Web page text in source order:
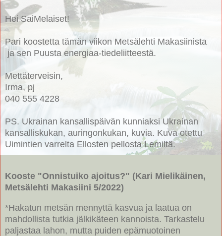
Hei SaiMelaiset!
Pari koostetta tämän viikon Metsälehti Makasiinista
ja sen Puusta energiaa-tiedeliitteestä.
Mettäterveisin,
Irma, pj
040 555 4228
PS. Ukrainan kansallispäivän kunniaksi Ukrainan
kansalliskukan, auringonkukan, kuvia. Kuva otettu
Uimintien varrelta Ellosten pellosta Lemiltä.
Kooste "Onnistuiko ajoitus?" (Kari Mielikäinen,
Metsälehti Makasiini 5/2022)
*Hakatun metsän mennyttä kasvua ja laatua on
mahdollista tutkia jälkikäteen kannoista. Tarkastelu
paljastaa lahon, mutta puiden epämuotoinen